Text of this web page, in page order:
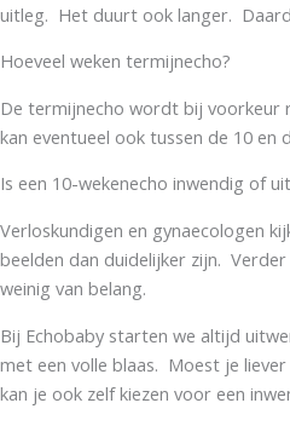
uitleg. Het duurt ook langer.
Hoeveel weken termijnecho?
De termijnecho wordt bij voorkeur
kan eventueel ook tussen de 10 en
Is een 10-wekenecho inwendig of
Verloskundigen en gynaecologen
beelden dan duidelijker zijn.
weinig van belang.
Bij Echobaby starten we altijd
met een volle blaas. Moest je
kan je ook zelf kiezen voor een